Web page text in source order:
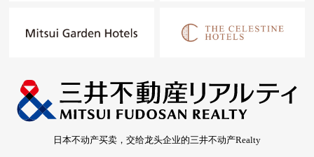
日本不动产买卖，交给龙头企业的三井不动产Realty